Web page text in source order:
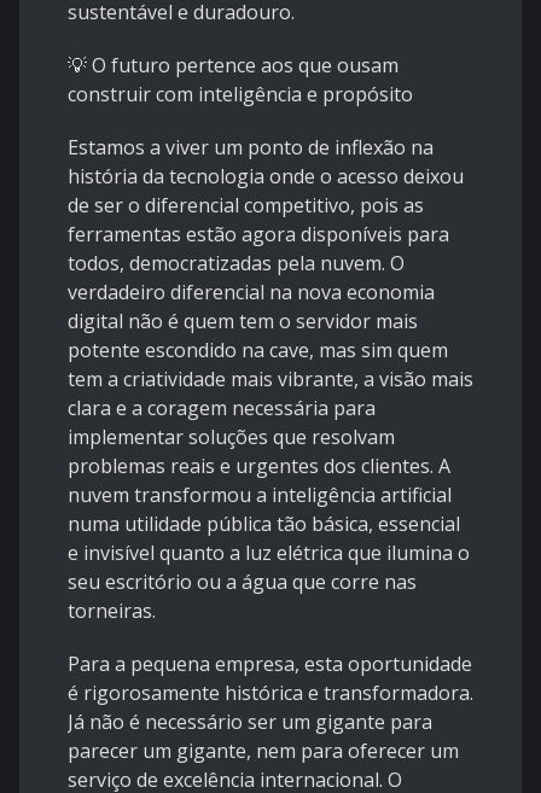
sustentável e duradouro.
💡 O futuro pertence aos que ousam
construir com inteligência e propósito
Estamos a viver um ponto de inflexão na
história da tecnologia onde o acesso deixou
de ser o diferencial competitivo, pois as
ferramentas estão agora disponíveis para
todos, democratizadas pela nuvem. O
verdadeiro diferencial na nova economia
digital não é quem tem o servidor mais
potente escondido na cave, mas sim quem
tem a criatividade mais vibrante, a visão mais
clara e a coragem necessária para
implementar soluções que resolvam
problemas reais e urgentes dos clientes. A
nuvem transformou a inteligência artificial
numa utilidade pública tão básica, essencial
e invisível quanto a luz elétrica que ilumina o
seu escritório ou a água que corre nas
torneiras.
Para a pequena empresa, esta oportunidade
é rigorosamente histórica e transformadora.
Já não é necessário ser um gigante para
parecer um gigante, nem para oferecer um
serviço de excelência internacional. O